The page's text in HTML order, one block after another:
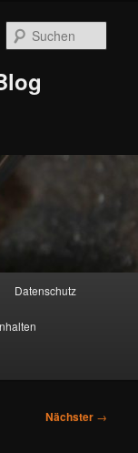
Datenschutz
Nächster →